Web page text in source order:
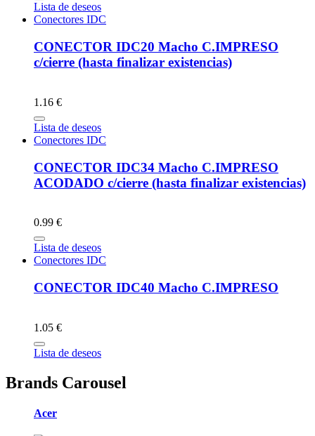
Lista de deseos
Conectores IDC
CONECTOR IDC20 Macho C.IMPRESO
c/cierre (hasta finalizar existencias)
1.16 €
Lista de deseos
Conectores IDC
CONECTOR IDC34 Macho C.IMPRESO
ACODADO c/cierre (hasta finalizar existencias)
0.99 €
Lista de deseos
Conectores IDC
CONECTOR IDC40 Macho C.IMPRESO
1.05 €
Lista de deseos
Brands Carousel
Acer